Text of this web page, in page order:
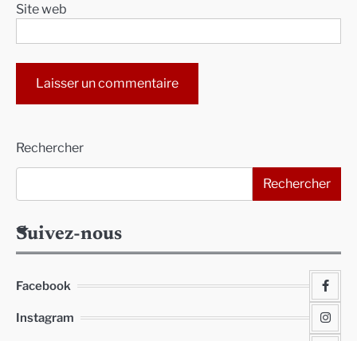
Site web
Rechercher
Rechercher
Suivez-nous
Facebook
Instagram